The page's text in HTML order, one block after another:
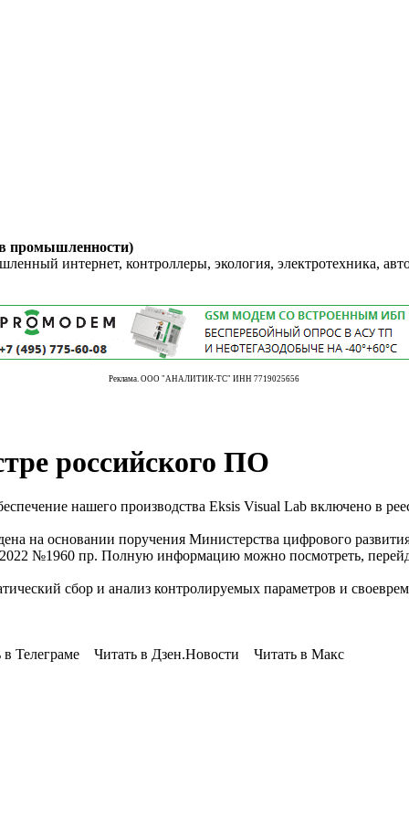
промышленности)
интернет, контроллеры, экология, электротехника,
Реклама. ООО "АНАЛИТИК-ТС" ИНН 7719025656
российского ПО
нашего производства Eksis Visual Lab включено в
на основании поручения Министерства цифрового
№1960 пр. Полную информацию можно посмотреть,
сбор и анализ контролируемых параметров и
Читать в Дзен.Новости Читать в Макс